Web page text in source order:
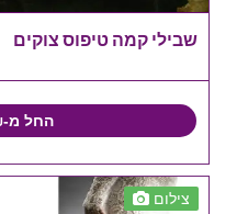
שבילי קמה טיפוס צוקים
החל מ-1,500₪
צילום